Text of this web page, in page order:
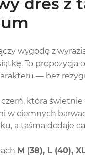
wygodę z
To propozycja
— bez
która
w ciemnych
a taśma dodaje
M (38), L (40),